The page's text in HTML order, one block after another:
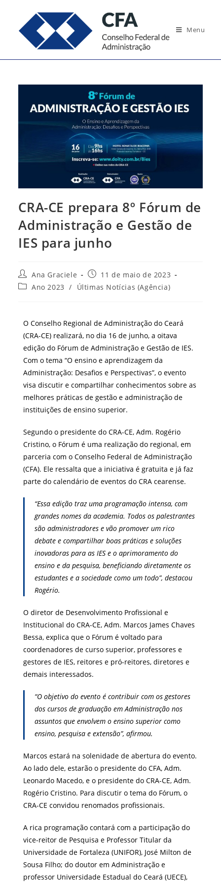
conteúdo
Menu
CRA-CE prepara 8º Fórum de
Administração e Gestão de
IES para junho
Autor
do
post:
Ana Graciele
Post
publicado:
11 de maio de 2023
Categoria
Ano 2023 / Últimas Notícias (Agência)
O Conselho Regional de Administração do Ceará
(CRA-CE) realizará, no dia 16 de junho, a oitava
edição do Fórum de Administração e Gestão de IES.
Com o tema “O ensino e aprendizagem da
Administração: Desafios e Perspectivas”, o evento
visa discutir e compartilhar conhecimentos sobre as
melhores práticas de gestão e administração de
instituições de ensino superior.
Segundo o presidente do CRA-CE, Adm. Rogério
Cristino, o Fórum é uma realização do regional, em
parceria com o Conselho Federal de Administração
(CFA). Ele ressalta que a iniciativa é gratuita e já faz
parte do calendário de eventos do CRA cearense.
“Essa edição traz uma programação intensa, com
grandes nomes da academia. Todos os palestrantes
são administradores e vão promover um rico
debate e compartilhar boas práticas e soluções
inovadoras para as IES e o aprimoramento do
ensino e da pesquisa, beneficiando diretamente os
estudantes e a sociedade como um todo”, destacou
Rogério.
O diretor de Desenvolvimento Profissional e
Institucional do CRA-CE, Adm. Marcos James Chaves
Bessa, explica que o Fórum é voltado para
coordenadores de curso superior, professores e
gestores de IES, reitores e pró-reitores, diretores e
demais interessados.
“O objetivo do evento é contribuir com os gestores
dos cursos de graduação em Administração nos
assuntos que envolvem o ensino superior como
ensino, pesquisa e extensão”, afirmou.
Marcos estará na solenidade de abertura do evento.
Ao lado dele, estarão o presidente do CFA, Adm.
Leonardo Macedo, e o presidente do CRA-CE, Adm.
Rogério Cristino. Para discutir o tema do Fórum, o
CRA-CE convidou renomados profissionais.
A rica programação contará com a participação do
vice-reitor de Pesquisa e Professor Titular da
Universidade de Fortaleza (UNIFOR), José Milton de
Sousa Filho; do doutor em Administração e
professor Universidade Estadual do Ceará (UECE),